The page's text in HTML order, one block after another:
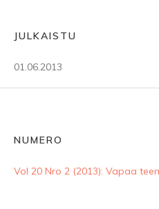
JULKAISTU
01.06.2013
NUMERO
Vol 20 Nro 2 (2013): Vapaa